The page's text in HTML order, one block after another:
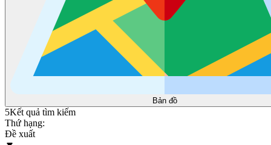
Bản đồ
5Kết quả tìm kiếm
Thứ hạng:
Đề xuất